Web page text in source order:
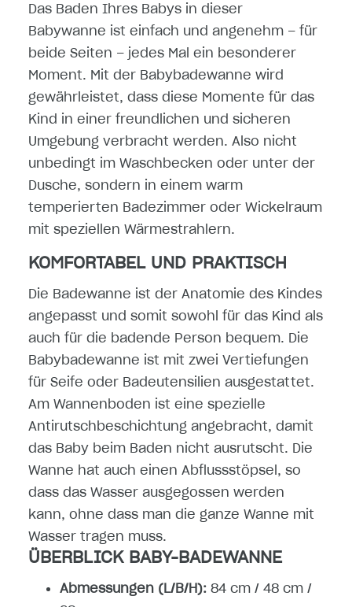
Das Baden Ihres Babys in dieser
Babywanne ist einfach und angenehm – für
beide Seiten – jedes Mal ein besonderer
Moment. Mit der Babybadewanne wird
gewährleistet, dass diese Momente für das
Kind in einer freundlichen und sicheren
Umgebung verbracht werden. Also nicht
unbedingt im Waschbecken oder unter der
Dusche, sondern in einem warm
temperierten Badezimmer oder Wickelraum
mit speziellen Wärmestrahlern.
KOMFORTABEL UND PRAKTISCH
Die Badewanne ist der Anatomie des Kindes
angepasst und somit sowohl für das Kind als
auch für die badende Person bequem. Die
Babybadewanne ist mit zwei Vertiefungen
für Seife oder Badeutensilien ausgestattet.
Am Wannenboden ist eine spezielle
Antirutschbeschichtung angebracht, damit
das Baby beim Baden nicht ausrutscht. Die
Wanne hat auch einen Abflussstöpsel, so
dass das Wasser ausgegossen werden
kann, ohne dass man die ganze Wanne mit
Wasser tragen muss.
ÜBERBLICK BABY-BADEWANNE
Abmessungen (L/B/H): 84 cm / 48 cm /